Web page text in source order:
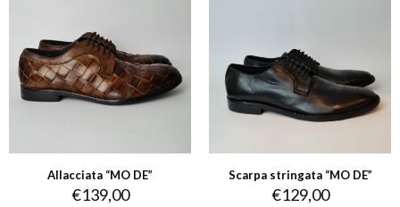
Allacciata “MO DE”
€139,00
Scarpa stringata “MO DE”
€129,00